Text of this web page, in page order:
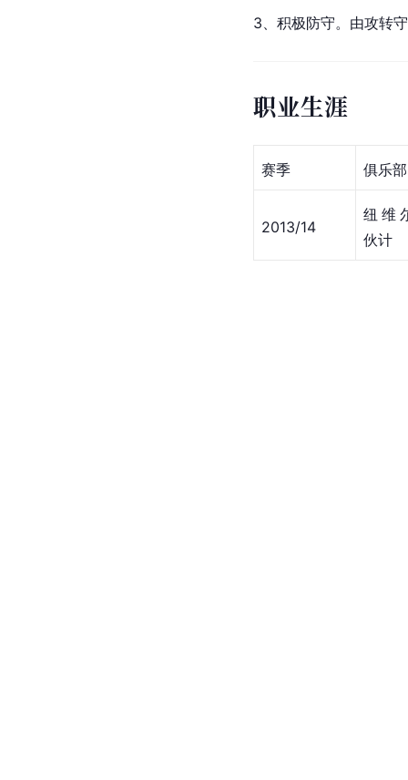
3、积极防守。由攻转
职业生涯
赛季 俱乐部
2013/14
纽维
伙计